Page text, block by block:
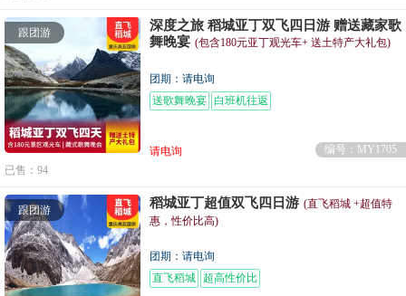
跟团游
深度之旅 稻城亚丁双飞四日游 赠送藏家歌
舞晚宴 (包含180元亚丁观光车+ 送土特产大礼包)
团期：请电询
送歌舞晚宴 白班机往返
请电询
编号：MY1705
已售：94
跟团游 稻城亚丁超值双飞四日游 (直飞稻城 +超值特
惠，性价比高)
团期：请电询
直飞稻城
超高性价比